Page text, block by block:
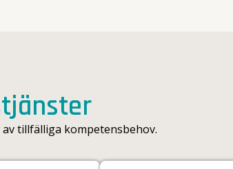
tillfälliga kompetensbehov.